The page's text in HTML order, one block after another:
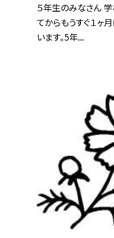
５年生のみなさん
てからもうすぐ１ヶ
います。5年...